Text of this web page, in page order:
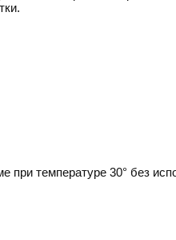
при температуре 30° без